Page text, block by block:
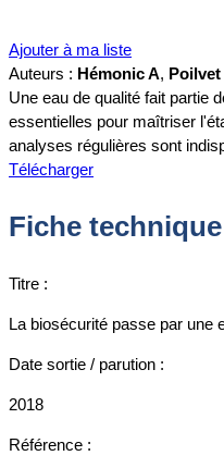
Ajouter à ma liste
Auteurs : Hémonic A, Poilvet
Une eau de qualité fait partie
essentielles pour maîtriser
analyses régulières sont
Télécharger
Fiche technique
Titre :
La biosécurité passe par une
Date sortie / parution :
2018
Référence :